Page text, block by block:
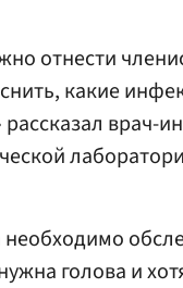
отнести
какие
рассказал
голова и